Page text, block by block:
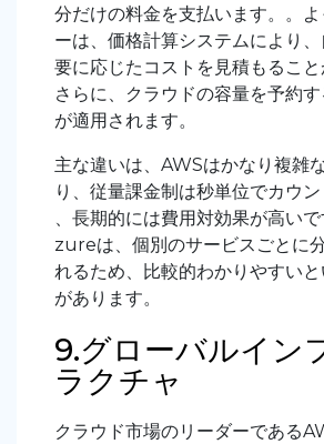
分だけの料金を支払います。。
ーは、価格計算システムにより
要に応じたコストを見積もること
さらに、クラウドの容量を予約す
が適用されます。
主な違いは、AWSはかなり複雑
り、従量課金制は秒単位でカウ
、長期的には費用対効果が高い
zureは、個別のサービスごとに
れるため、比較的わかりやすいと
があります。
9.グローバルイン
ラクチャ
クラウド市場のリーダーである